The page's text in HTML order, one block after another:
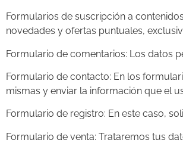
Formularios de suscripción a
novedades y ofertas puntuales,
Formulario de comentarios: Los datos
Formulario de contacto: En los
mismas y enviar la información que el
Formulario de registro: En este caso,
Formulario de venta: Trataremos tus